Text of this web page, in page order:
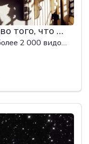
Научное доказательство того, что ваша кошка съест все, что угодно
Домашние кошки поедают более 2 000 видов животных по всему миру, в том числе сотни, которым грозит вымирание. Эта проблема не имеет простого решения.